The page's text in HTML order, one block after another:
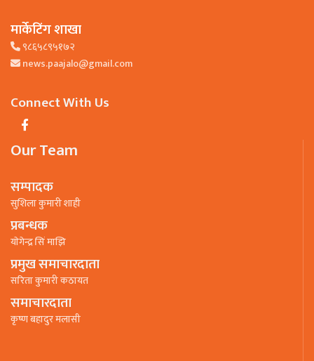
मार्केटिंग शाखा
९८६५८९५१७२
news.paajalo@gmail.com
Connect With Us
Our Team
सम्पादक
सुशिला कुमारी शाही
प्रबन्धक
याेगेन्द्र सिं माझि
प्रमुख समाचारदाता
सरिता कुमारी कठायत
समाचारदाता
कृष्ण बहादुर मलासी